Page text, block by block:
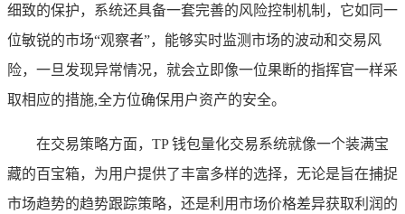
细致的保护，系统还具备一套完善的风险控制机制，它如同一
位敏锐的市场“观察者”，能够实时监测市场的波动和交易风
险，一旦发现异常情况，就会立即像一位果断的指挥官一样采
取相应的措施,全方位确保用户资产的安全。
在交易策略方面，TP 钱包量化交易系统就像一个装满宝
藏的百宝箱，为用户提供了丰富多样的选择，无论是旨在捕捉
市场趋势的趋势跟踪策略，还是利用市场价格差异获取利润的